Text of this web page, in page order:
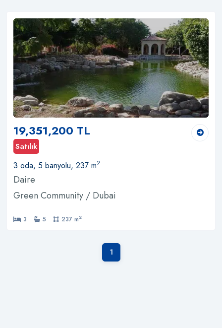
19,351,200 TL
Satılık
3 oda, 5 banyolu, 237 m2
Daire
Green Community / Dubai
3 5 237 m2
1